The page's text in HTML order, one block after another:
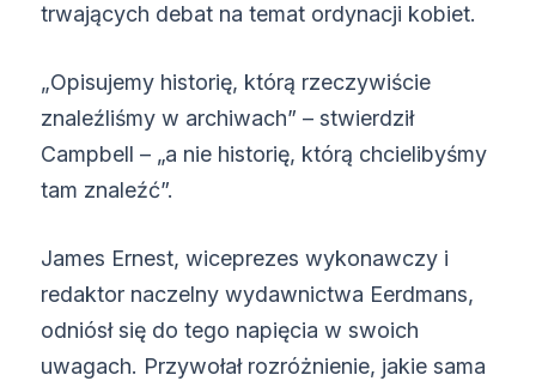
trwających debat na temat ordynacji kobiet.
„Opisujemy historię, którą rzeczywiście
znaleźliśmy w archiwach” – stwierdził
Campbell – „a nie historię, którą chcielibyśmy
tam znaleźć”.
James Ernest, wiceprezes wykonawczy i
redaktor naczelny wydawnictwa Eerdmans,
odniósł się do tego napięcia w swoich
uwagach. Przywołał rozróżnienie, jakie sama